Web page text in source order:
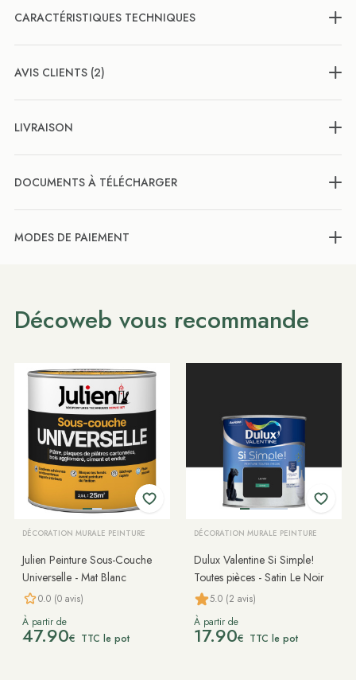
CARACTÉRISTIQUES TECHNIQUES
AVIS CLIENTS (2)
LIVRAISON
DOCUMENTS À TÉLÉCHARGER
MODES DE PAIEMENT
Décoweb vous recommande
DÉCORATION MURALE PEINTURE
Julien Peinture Sous-Couche
Universelle - Mat Blanc
0.0 (0 avis)
À partir de
47.90€ TTC le pot
DÉCORATION MURALE PEINTURE
Dulux Valentine Si Simple!
Toutes pièces - Satin Le Noir
5.0 (2 avis)
À partir de
17.90€ TTC le pot